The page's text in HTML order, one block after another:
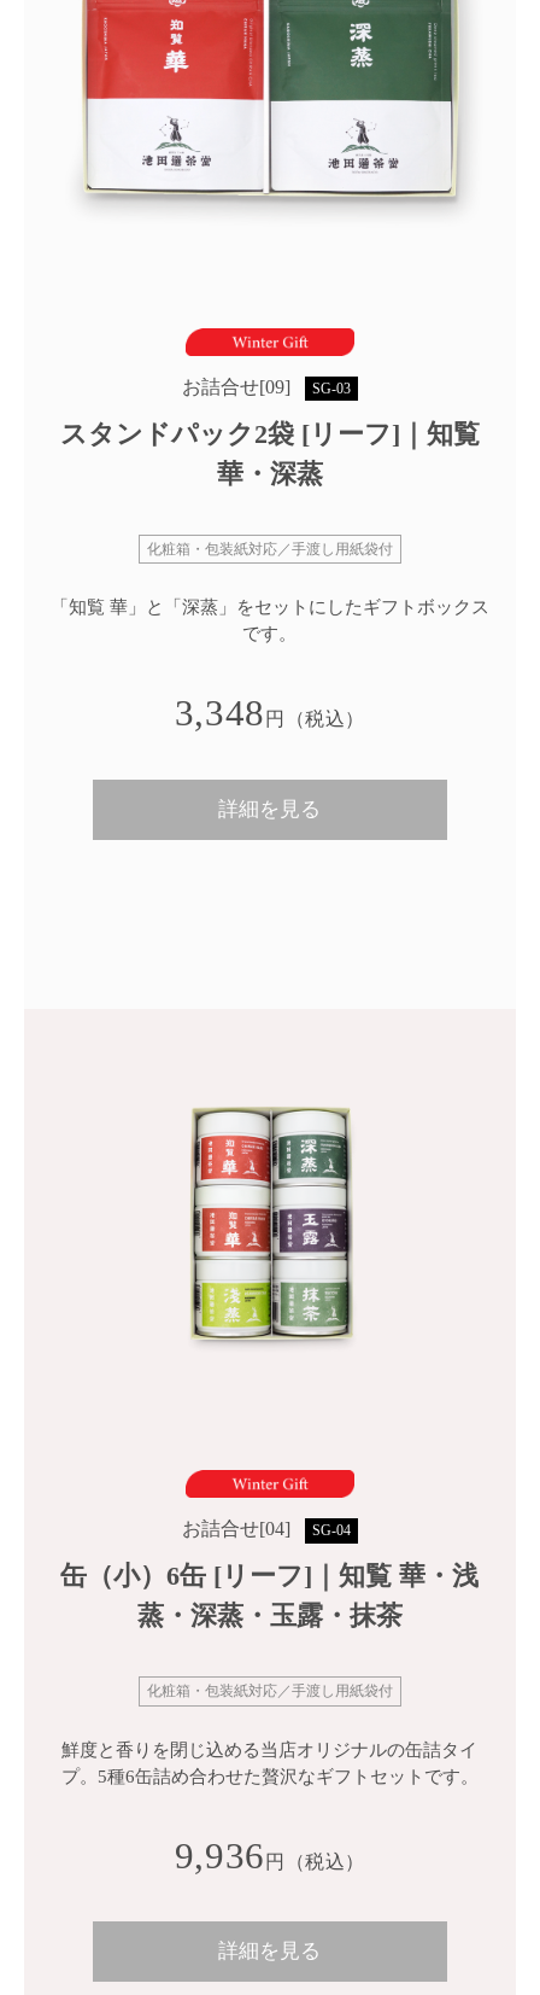
お詰合せ[09] SG-03
スタンドパック2袋 [リーフ]｜知覧
華・深蒸
化粧箱・包装紙対応／手渡し用紙袋付
「知覧 華」と「深蒸」をセットにしたギフトボックス
です。
3,348 円（税込）
詳細を見る
お詰合せ[04] SG-04
缶（小）6缶 [リーフ]｜知覧 華・浅
蒸・深蒸・玉露・抹茶
化粧箱・包装紙対応／手渡し用紙袋付
鮮度と香りを閉じ込める当店オリジナルの缶詰タイ
プ。5種6缶詰め合わせた贅沢なギフトセットです。
9,936 円（税込）
詳細を見る